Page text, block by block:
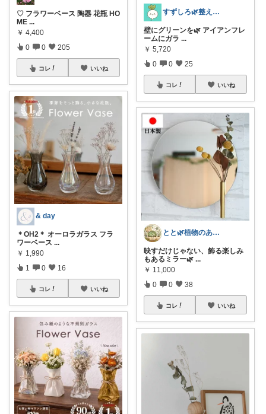
♡ フラワーベース 陶器 花瓶 HO
ME ...
￥ 4,400
0 0 205
コレ いいね
& day
＊OH2＊ オーロラガラス フラ
ワーベース ...
￥ 1,990
1 0 16
コレ いいね
すずしろ🌿整えながら、ゆるく暮らす
壁にグリーンを🌿 アイアンフレ
ームにガラ ...
￥ 5,720
0 0 25
コレ いいね
とと🌿植物のある暮らし
映すだけじゃない、飾る楽しみ
もあるミラー🌿 ...
￥ 11,000
0 0 38
コレ いいね